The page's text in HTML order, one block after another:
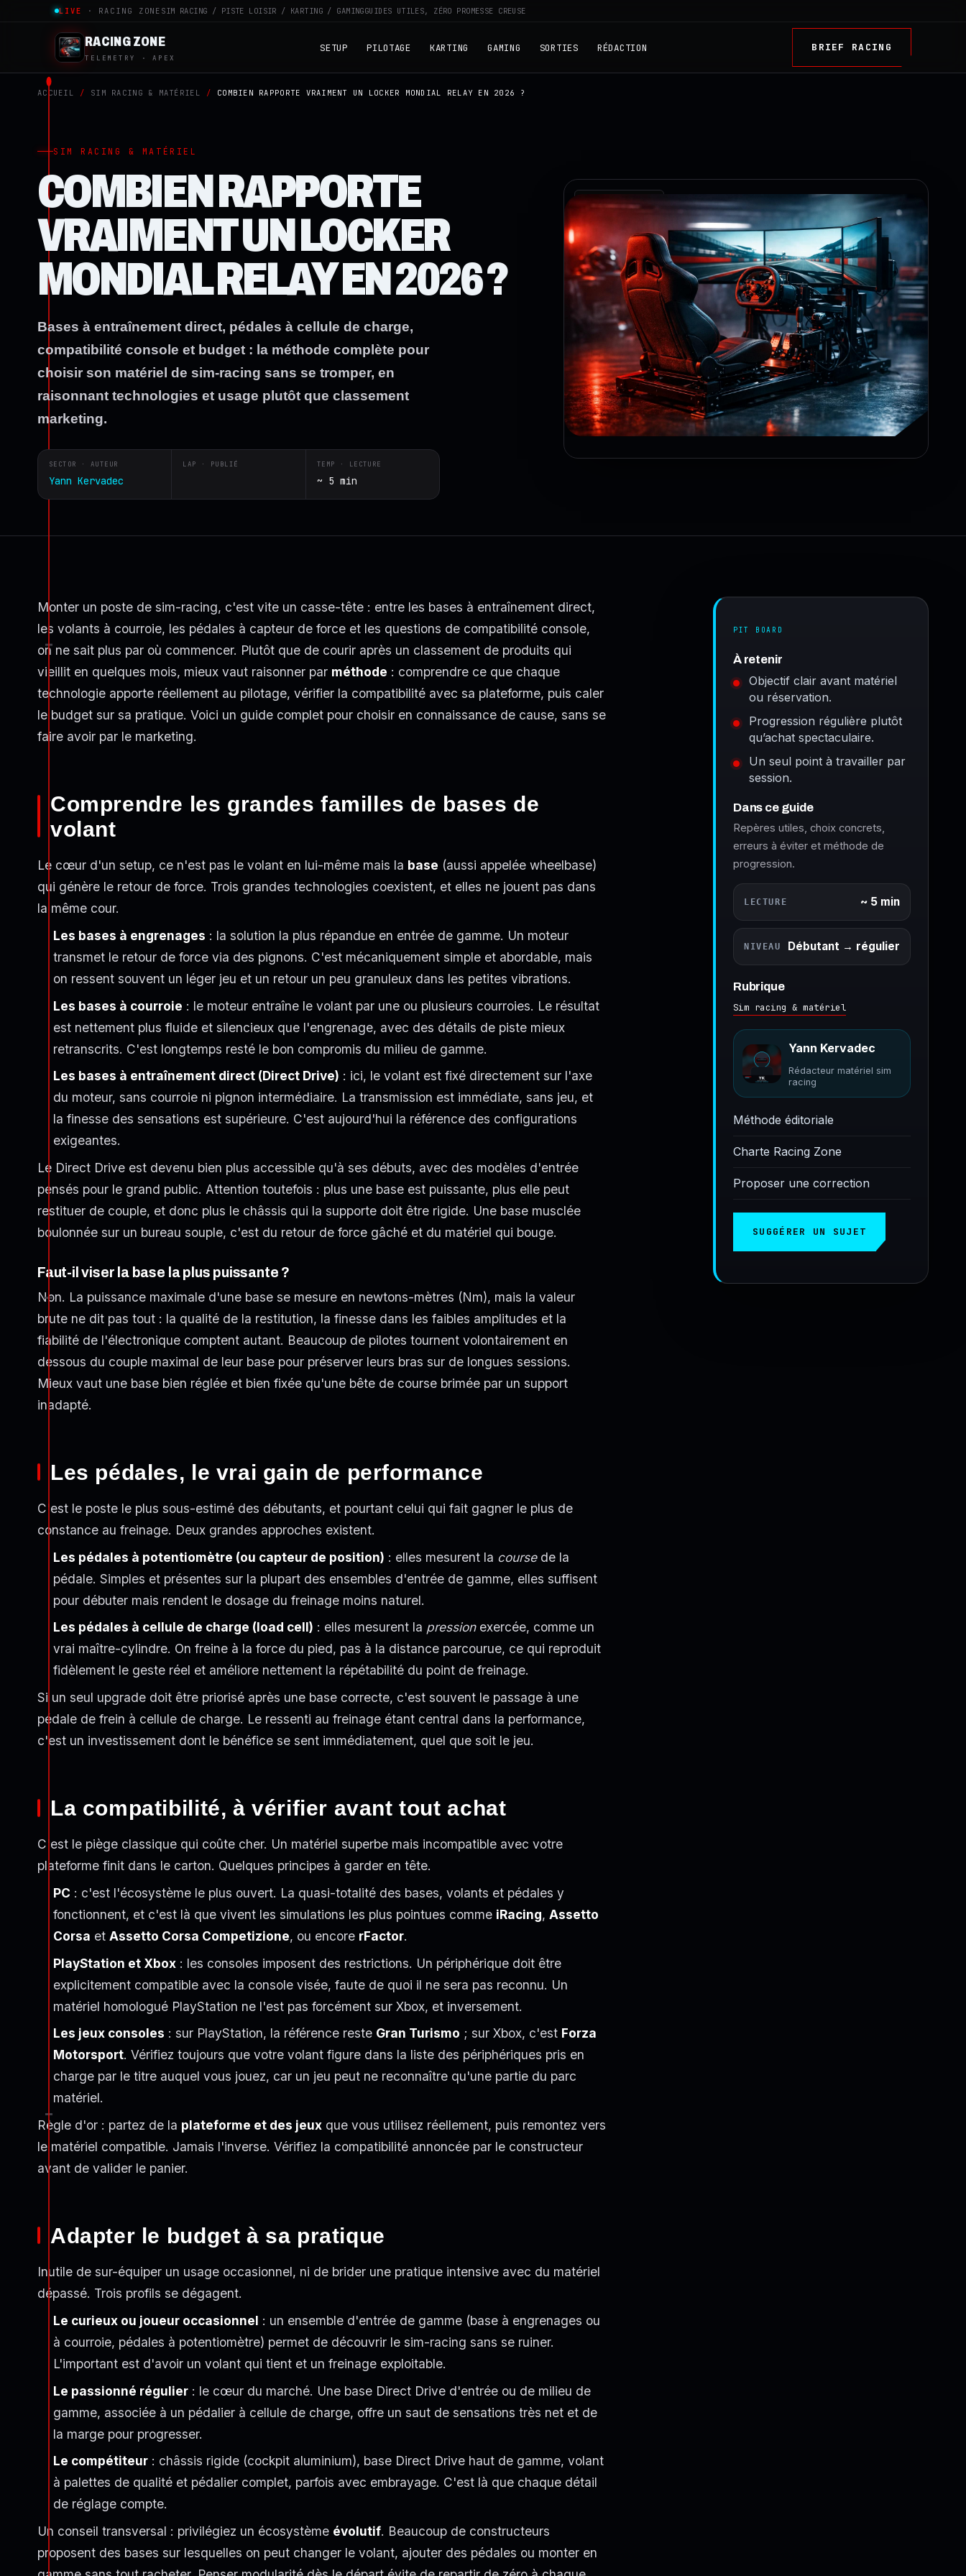
LIVE · RACING ZONE SIM RACING / PISTE LOISIR / KARTING / GAMINGGUIDES UTILES, ZÉRO PROMESSE CREUSE
RACING ZONE
TELEMETRY · APEX
SETUP PILOTAGE KARTING GAMING SORTIES RÉDACTION BRIEF RACING
ACCUEIL / SIM RACING & MATÉRIEL / COMBIEN RAPPORTE VRAIMENT UN LOCKER MONDIAL RELAY EN 2026 ?
SIM RACING & MATÉRIEL
COMBIEN RAPPORTE
VRAIMENT UN LOCKER
MONDIAL RELAY EN 2026 ?
Bases à entraînement direct, pédales à cellule de charge,
compatibilité console et budget : la méthode complète pour
choisir son matériel de sim-racing sans se tromper, en
raisonnant technologies et usage plutôt que classement
marketing.
SECTOR · AUTEUR
Yann Kervadec
LAP · PUBLIÉ TEMP · LECTURE
~ 5 min
RZ · TELEMETRY
Monter un poste de sim-racing, c'est vite un casse-tête : entre les bases à entraînement direct,
les volants à courroie, les pédales à capteur de force et les questions de compatibilité console,
on ne sait plus par où commencer. Plutôt que de courir après un classement de produits qui
vieillit en quelques mois, mieux vaut raisonner par méthode : comprendre ce que chaque
technologie apporte réellement au pilotage, vérifier la compatibilité avec sa plateforme, puis caler
le budget sur sa pratique. Voici un guide complet pour choisir en connaissance de cause, sans se
faire avoir par le marketing.
Comprendre les grandes familles de bases de
volant
Le cœur d'un setup, ce n'est pas le volant en lui-même mais la base (aussi appelée wheelbase)
qui génère le retour de force. Trois grandes technologies coexistent, et elles ne jouent pas dans
la même cour.
Les bases à engrenages : la solution la plus répandue en entrée de gamme. Un moteur
transmet le retour de force via des pignons. C'est mécaniquement simple et abordable, mais
on ressent souvent un léger jeu et un retour un peu granuleux dans les petites vibrations.
Les bases à courroie : le moteur entraîne le volant par une ou plusieurs courroies. Le résultat
est nettement plus fluide et silencieux que l'engrenage, avec des détails de piste mieux
retranscrits. C'est longtemps resté le bon compromis du milieu de gamme.
Les bases à entraînement direct (Direct Drive) : ici, le volant est fixé directement sur l'axe
du moteur, sans courroie ni pignon intermédiaire. La transmission est immédiate, sans jeu, et
la finesse des sensations est supérieure. C'est aujourd'hui la référence des configurations
exigeantes.
Le Direct Drive est devenu bien plus accessible qu'à ses débuts, avec des modèles d'entrée
pensés pour le grand public. Attention toutefois : plus une base est puissante, plus elle peut
restituer de couple, et donc plus le châssis qui la supporte doit être rigide. Une base musclée
boulonnée sur un bureau souple, c'est du retour de force gâché et du matériel qui bouge.
Faut-il viser la base la plus puissante ?
Non. La puissance maximale d'une base se mesure en newtons-mètres (Nm), mais la valeur
brute ne dit pas tout : la qualité de la restitution, la finesse dans les faibles amplitudes et la
fiabilité de l'électronique comptent autant. Beaucoup de pilotes tournent volontairement en
dessous du couple maximal de leur base pour préserver leurs bras sur de longues sessions.
Mieux vaut une base bien réglée et bien fixée qu'une bête de course brimée par un support
inadapté.
Les pédales, le vrai gain de performance
C'est le poste le plus sous-estimé des débutants, et pourtant celui qui fait gagner le plus de
constance au freinage. Deux grandes approches existent.
Les pédales à potentiomètre (ou capteur de position) : elles mesurent la coursede la
pédale. Simples et présentes sur la plupart des ensembles d'entrée de gamme, elles suffisent
pour débuter mais rendent le dosage du freinage moins naturel.
Les pédales à cellule de charge (load cell) : elles mesurent la pressionexercée, comme un
vrai maître-cylindre. On freine à la force du pied, pas à la distance parcourue, ce qui reproduit
fidèlement le geste réel et améliore nettement la répétabilité du point de freinage.
Si un seul upgrade doit être priorisé après une base correcte, c'est souvent le passage à une
pédale de frein à cellule de charge. Le ressenti au freinage étant central dans la performance,
c'est un investissement dont le bénéfice se sent immédiatement, quel que soit le jeu.
La compatibilité, à vérifier avant tout achat
C'est le piège classique qui coûte cher. Un matériel superbe mais incompatible avec votre
plateforme finit dans le carton. Quelques principes à garder en tête.
PC : c'est l'écosystème le plus ouvert. La quasi-totalité des bases, volants et pédales y
fonctionnent, et c'est là que vivent les simulations les plus pointues comme iRacing,Assetto
Corsa etAssetto Corsa Competizione, ou encore rFactor.
PlayStation et Xbox : les consoles imposent des restrictions. Un périphérique doit être
explicitement compatible avec la console visée, faute de quoi il ne sera pas reconnu. Un
matériel homologué PlayStation ne l'est pas forcément sur Xbox, et inversement.
Les jeux consoles : sur PlayStation, la référence reste Gran Turismo ; sur Xbox, c'est Forza
Motorsport. Vérifiez toujours que votre volant figure dans la liste des périphériques pris en
charge par le titre auquel vous jouez, car un jeu peut ne reconnaître qu'une partie du parc
matériel.
Règle d'or : partez de la plateforme et des jeux que vous utilisez réellement, puis remontez vers
le matériel compatible. Jamais l'inverse. Vérifiez la compatibilité annoncée par le constructeur
avant de valider le panier.
Adapter le budget à sa pratique
Inutile de sur-équiper un usage occasionnel, ni de brider une pratique intensive avec du matériel
dépassé. Trois profils se dégagent.
Le curieux ou joueur occasionnel : un ensemble d'entrée de gamme (base à engrenages ou
à courroie, pédales à potentiomètre) permet de découvrir le sim-racing sans se ruiner.
L'important est d'avoir un volant qui tient et un freinage exploitable.
Le passionné régulier : le cœur du marché. Une base Direct Drive d'entrée ou de milieu de
gamme, associée à un pédalier à cellule de charge, offre un saut de sensations très net et de
la marge pour progresser.
Le compétiteur : châssis rigide (cockpit aluminium), base Direct Drive haut de gamme, volant
à palettes de qualité et pédalier complet, parfois avec embrayage. C'est là que chaque détail
de réglage compte.
Un conseil transversal : privilégiez un écosystème évolutif. Beaucoup de constructeurs
proposent des bases sur lesquelles on peut changer le volant, ajouter des pédales ou monter en
PIT BOARD
À retenir
Objectif clair avant matériel
ou réservation.
Progression régulière plutôt
qu’achat spectaculaire.
Un seul point à travailler par
session.
Dans ce guide
Repères utiles, choix concrets,
erreurs à éviter et méthode de
progression.
LECTURE ~ 5 min
NIVEAU Débutant → régulier
Rubrique
Sim racing & matériel
Yann Kervadec
Rédacteur matériel sim
racing
Méthode éditoriale
Charte Racing Zone
Proposer une correction
SUGGÉRER UN SUJET